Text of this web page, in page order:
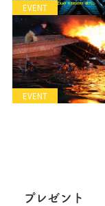
EVENT
EVENT
プレゼント